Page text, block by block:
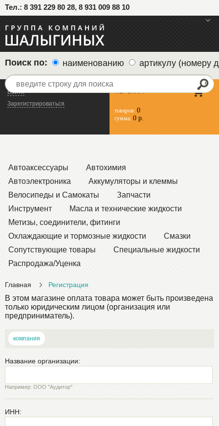
Тел.: 8 391 229 80 28, 8 931 009 88 10
Войти
Зарегистрироваться
КОРЗИНА
товаров: 0
сумма: 0 р.
Поиск по: наименованию артикулу (номеру
Автоаксессуары
Автохимия
Автоэлектроника
Аккумуляторы и клеммы
Велосипеды и Самокаты
Запчасти
Инструмент
Масла и технические жидкости
Метизы, соединители, фитинги
Охлаждающие и тормозные жидкости
Смазки
Сопутствующие товары
Специальные жидкости
Распродажа/Уценка
Главная Регистрация
В этом магазине оплата товара может быть произведена
только юридическим лицом (организация или
предприниматель).
компания
Название организации:
Например: ООО "Аудитор"
ИНН: